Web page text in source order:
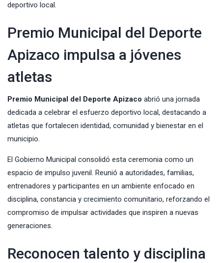
deportivo local.
Premio Municipal del Deporte
Apizaco impulsa a jóvenes
atletas
Premio Municipal del Deporte Apizaco abrió una jornada
dedicada a celebrar el esfuerzo deportivo local, destacando a
atletas que fortalecen identidad, comunidad y bienestar en el
municipio.
El Gobierno Municipal consolidó esta ceremonia como un
espacio de impulso juvenil. Reunió a autoridades, familias,
entrenadores y participantes en un ambiente enfocado en
disciplina, constancia y crecimiento comunitario, reforzando el
compromiso de impulsar actividades que inspiren a nuevas
generaciones.
Reconocen talento y disciplina